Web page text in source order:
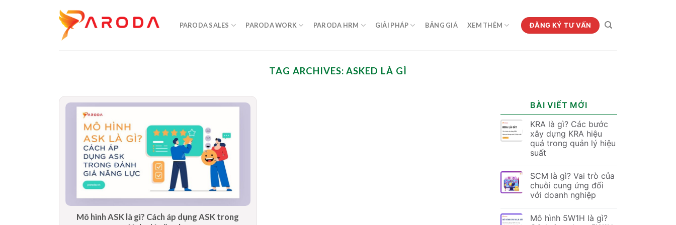
PARODA SALES PARODA WORK PARODA HRM GIẢI PHÁP BẢNG GIÁ XEM THÊM ĐĂNG KÝ TƯ VẤN
TAG ARCHIVES:ASKED LÀ GÌ
Mô hình ASK là gì? Cách áp dụng ASK trong
BÀI VIẾT MỚI
KRA là gì? Các bước
xây dựng KRA hiệu
quả trong quản lý hiệu
suất
SCM là gì? Vai trò của
chuỗi cung ứng đối
với doanh nghiệp
Mô hình 5W1H là gì?